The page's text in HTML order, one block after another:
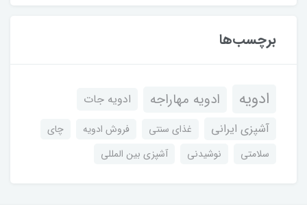
برچسب‌ها
ادویه ادویه مهاراجه
ادویه جات
آشپزی ایرانی
غذای سنتی فروش ادویه
چای
سلامتی
نوشیدنی آشپزی بین المللی